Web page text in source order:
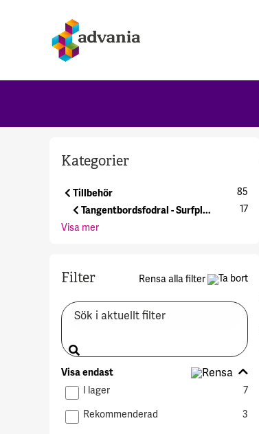
Kategorier
Tillbehör
85
Tangentbordsfodral - Surfpl...
17
Visa mer
Filter Rensa alla filter
Sök i
aktuellt
Visa
Visa endast
I lager
7
Rekommenderad 3